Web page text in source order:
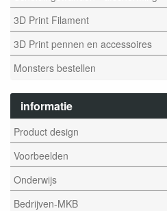
3D Print Filament
3D Print pennen en accessoires
Monsters bestellen
informatie
Product design
Voorbeelden
Onderwijs
Bedrijven-MKB